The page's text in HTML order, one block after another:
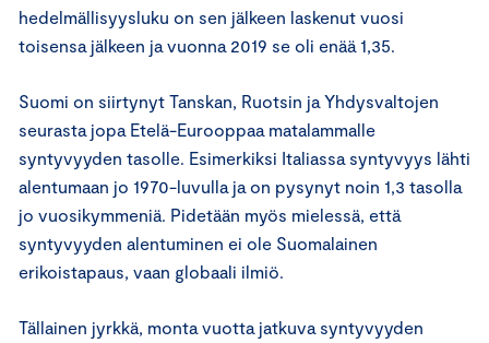
hedelmällisyysluku on sen jälkeen laskenut vuosi
toisensa jälkeen ja vuonna 2019 se oli enää 1,35.
Suomi on siirtynyt Tanskan, Ruotsin ja Yhdysvaltojen
seurasta jopa Etelä-Eurooppaa matalammalle
syntyvyyden tasolle. Esimerkiksi Italiassa syntyvyys lähti
alentumaan jo 1970-luvulla ja on pysynyt noin 1,3 tasolla
jo vuosikymmeniä. Pidetään myös mielessä, että
syntyvyyden alentuminen ei ole Suomalainen
erikoistapaus, vaan globaali ilmiö.
Tällainen jyrkkä, monta vuotta jatkuva syntyvyyden